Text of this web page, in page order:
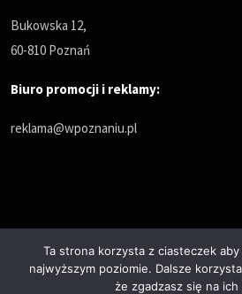
Bukowska 12,
60-810 Poznań
Biuro promocji i reklamy:
reklama@wpoznaniu.pl
Polityka
Ta strona korzysta z ciasteczek aby
najwyższym poziomie. Dalsze
że zgadzasz się na ich